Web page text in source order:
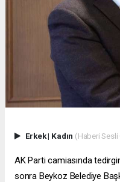
Erkek| Kadın (Haberi Sesli
AK Parti camiasında
sonra Beykoz Belediye